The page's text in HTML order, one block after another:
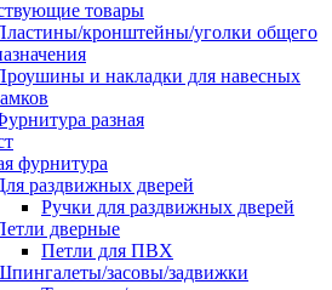
товары
кронштейны/уголки общего
и накладки для навесных
разная
фурнитура
раздвижных дверей
Ручки для раздвижных дверей
дверные
Петли для ПВХ
засовы/задвижки